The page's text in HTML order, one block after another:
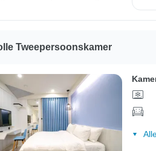
Tweepersoonskamer